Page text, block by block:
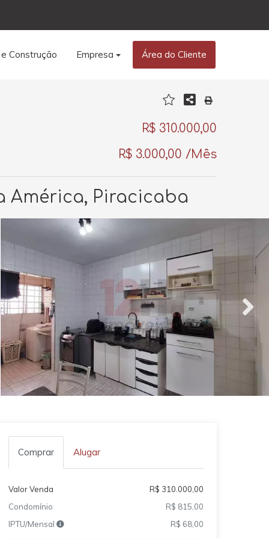
Construção Empresa Área do Cliente
R$ 310.000,00
R$ 3.000,00 /Mês
América, Piracicaba
Comprar Alugar
Valor Venda
R$ 310.000,00
Condomínio
R$ 815,00
IPTU/Mensal
R$ 68,00